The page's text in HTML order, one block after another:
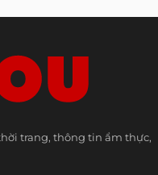
trang, thông tin ẩm thực,